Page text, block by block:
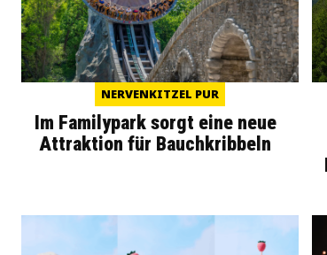
NERVENKITZEL PUR
Im Familypark sorgt eine neue
Attraktion für Bauchkribbeln